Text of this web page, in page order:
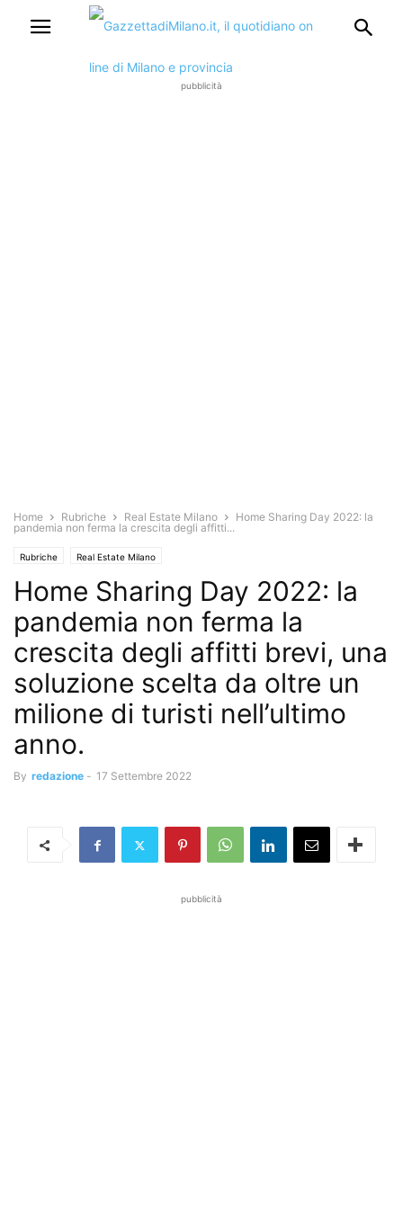
pubblicità
Home Rubriche Real Estate Milano
Home Sharing Day 2022: la
pandemia non ferma la crescita degli affitti...
Rubriche Real Estate Milano
Home Sharing Day 2022: la
pandemia non ferma la
crescita degli affitti brevi, una
soluzione scelta da oltre un
milione di turisti nell’ultimo
anno.
By redazione - 17 Settembre 2022
pubblicità